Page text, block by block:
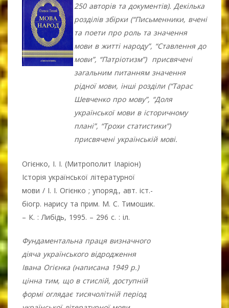
250 авторів та документів). Декілька
розділів збірки (“Письменники, вчені
та поети про роль та значення
мови в житті народу”, “Ставлення до
мови”, “Патріотизм”) присвячені
загальним питанням значення
рідної мови, інші розділи (“Тарас
Шевченко про мову”, “Доля
української мови в історичному
плані”, “Трохи статистики”)
присвячені українській мові.
Огієнко, І. І. (Митрополит Іларіон)
Історія української літературної
мови / І. І. Огієнко ; упоряд., авт. іст.-
біогр. нарису та прим. М. С. Тимошик.
– К. : Либідь, 1995. – 296 с. : іл.
Фундаментальна праця визначного
діяча українського відродження
Івана Огієнка (написана 1949 р.)
цінна тим, що в стислій, доступній
формі оглядає тисячолітній період